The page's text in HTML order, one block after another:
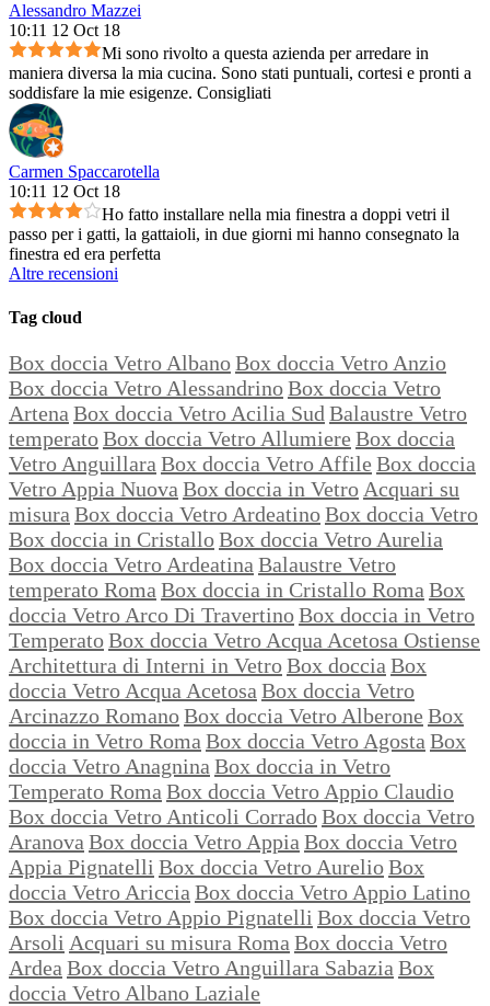
Alessandro Mazzei
10:11 12 Oct 18
Mi sono rivolto a questa azienda per arredare in
maniera diversa la mia cucina. Sono stati puntuali, cortesi e pronti a
soddisfare la mie esigenze. Consigliati
Carmen Spaccarotella
10:11 12 Oct 18
Ho fatto installare nella mia finestra a doppi vetri il
passo per i gatti, la gattaioli, in due giorni mi hanno consegnato la
finestra ed era perfetta
Altre recensioni
Tag cloud
Box doccia Vetro AlbanoBox doccia Vetro Anzio
Box doccia Vetro AlessandrinoBox doccia Vetro
Artena Box doccia Vetro Acilia Sud Balaustre Vetro
temperatoBox doccia Vetro Allumiere Box doccia
Vetro Anguillara Box doccia Vetro Affile Box doccia
Vetro Appia Nuova Box doccia in Vetro Acquari su
misura Box doccia Vetro ArdeatinoBox doccia Vetro
Box doccia in CristalloBox doccia Vetro Aurelia
Box doccia Vetro Ardeatina Balaustre Vetro
temperato Roma Box doccia in Cristallo Roma Box
doccia Vetro Arco Di TravertinoBox doccia in Vetro
TemperatoBox doccia Vetro Acqua Acetosa Ostiense
Architettura di Interni in VetroBox doccia Box
doccia Vetro Acqua Acetosa Box doccia Vetro
Arcinazzo RomanoBox doccia Vetro Alberone Box
doccia in Vetro Roma Box doccia Vetro Agosta Box
doccia Vetro Anagnina Box doccia in Vetro
Temperato Roma Box doccia Vetro Appio Claudio
Box doccia Vetro Anticoli CorradoBox doccia Vetro
Aranova Box doccia Vetro Appia Box doccia Vetro
Appia Pignatelli Box doccia Vetro AurelioBox
doccia Vetro Ariccia Box doccia Vetro Appio Latino
Box doccia Vetro Appio Pignatelli Box doccia Vetro
Arsoli Acquari su misura Roma Box doccia Vetro
Ardea Box doccia Vetro Anguillara Sabazia Box
doccia Vetro Albano Laziale